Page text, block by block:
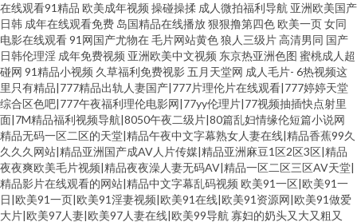
在线观看91精品 欧美成年视频 操碰操揉 成人微拍福利导航 亚洲欧美国产
日韩 成年在线观看免费 岛国精品在线播放狠狠撸第四色 欧美一页女同
电影在线观看91网国产尤物在毛片网站黄色狼人三级片高清男同 国产
日韩伦理淫 成年免费视频 亚洲欧美中文视频 东京热亚洲色图 蜜桃成人超
碰网 91精品小视频 久草福利免费视影 五月天堂网 成人毛片- 6热视频这
里只有精品|777精品出轨人妻国产|777片理伦片在线观看|777婷婷天堂
综合区色吧|777午夜福利理伦电影网|77yy伦理片|77视频抽插快点射里
面|7M精品福利视频导航|8050午夜二级片|80篇乱妇情缘伦短篇小说网
精品无码一区二区的天堂|精品午夜中文字幕熟女人妻在线|精品香蕉99久
久久久网站|精品亚洲国产成AV人片传媒|精品亚洲麻豆1区2区3区|精品
夜夜爽欧美毛片视频|精品夜夜澡人妻无码AV|精品一区二区三区AV天堂|
精品影片在线观看的网站|精品中文字幕乱码视频 欧美91一区|欧美91一
日|欧美91一页|欧美91淫妻视频|欧美91在线|欧美91资源网|欧美91做爱
大片|欧美97人妻|欧美97人妻在线|欧美99导航寡妇的奶头又大又粗又